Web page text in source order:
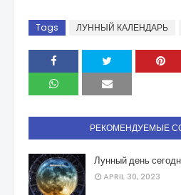
Tags ЛУННЫЙ КАЛЕНДАРЬ
РЕКОМЕНДУЕМЫЕ
Лунный день
APRIL 30, 2023